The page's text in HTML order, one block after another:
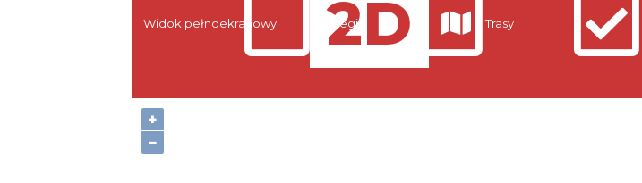
+
−
Widok pełnoekranowy: Noclegi Trasy